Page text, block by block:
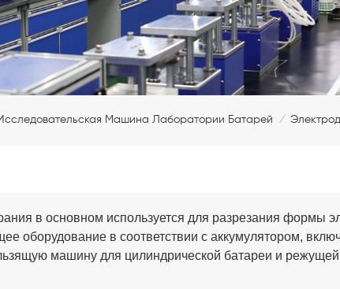
Машина Лаборатории Батарей /
в основном используется для разрезания формы
оборудование в соответствии с аккумулятором,
машину для цилиндрической батареи и режущей